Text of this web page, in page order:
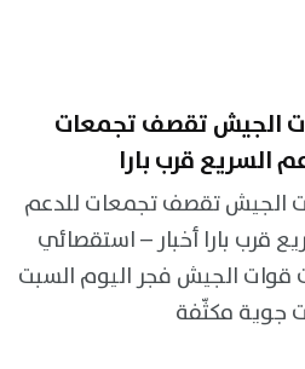
الجيش تقصف تجمعات
السريع قرب بارا
الجيش تقصف تجمعات للدعم
قرب بارا أخبار – استقصائي
قوات الجيش فجر اليوم السبت
جوية مكثّفة